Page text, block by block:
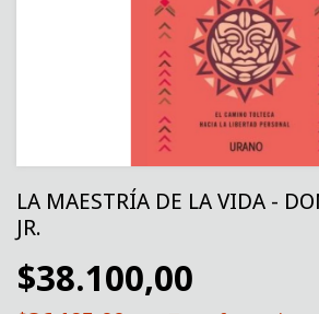
LA MAESTRÍA DE LA VIDA -
JR.
$38.100,00